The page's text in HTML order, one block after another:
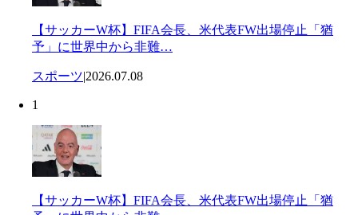
【サッカーW杯】FIFA会長、米代表FW出場停止「猶
予」に世界中から非難…
スポーツ|2026.07.08
1
【サッカーW杯】FIFA会長、米代表FW出場停止「猶